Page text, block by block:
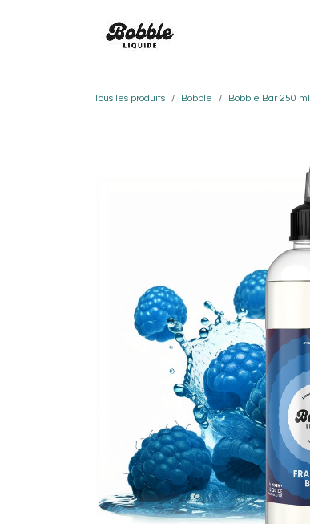
Tous les produits Bobble Bobble Bar 250 ml